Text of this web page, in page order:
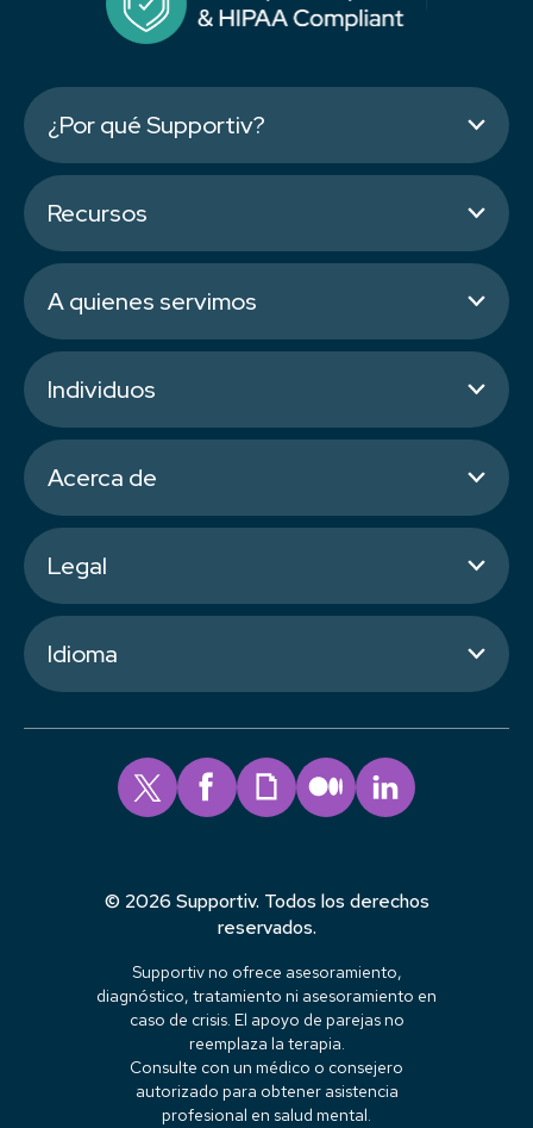
¿Por qué Supportiv?
Recursos
A quienes servimos
Individuos
Acerca de
Legal
Idioma
© 2026 Supportiv. Todos los derechos
reservados.
Supportiv no ofrece asesoramiento,
diagnóstico, tratamiento ni asesoramiento en
caso de crisis. El apoyo de parejas no
reemplaza la terapia.
Consulte con un médico o consejero
autorizado para obtener asistencia
profesional en salud mental.